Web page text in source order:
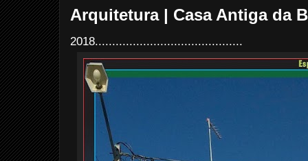
Arquitetura | Casa Antiga da
2018...........................................